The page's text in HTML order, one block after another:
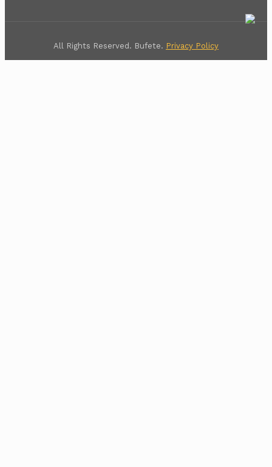
All Rights Reserved. Bufete. Privacy Policy